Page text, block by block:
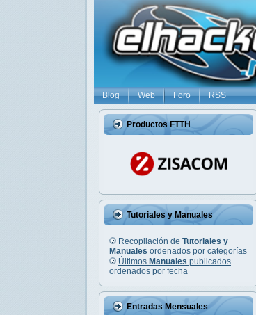
Blog Web Foro RSS
Productos FTTH
Tutoriales y Manuales
Recopilación de Tutoriales y
Manuales ordenados por categorías
Últimos Manuales publicados
ordenados por fecha
Entradas Mensuales